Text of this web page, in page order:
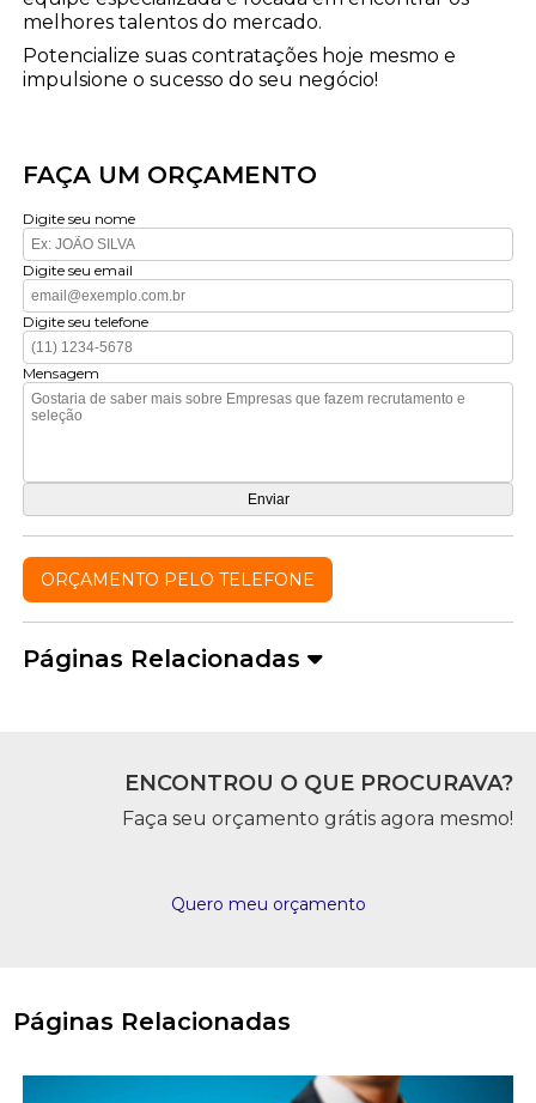
melhores talentos do mercado.
Potencialize suas contratações hoje mesmo e
impulsione o sucesso do seu negócio!
FAÇA UM ORÇAMENTO
Digite seu nome
Digite seu email
Digite seu telefone
Mensagem
ORÇAMENTO PELO TELEFONE
Páginas Relacionadas
ENCONTROU O QUE PROCURAVA?
Faça seu orçamento grátis agora mesmo!
Quero meu orçamento
Páginas Relacionadas